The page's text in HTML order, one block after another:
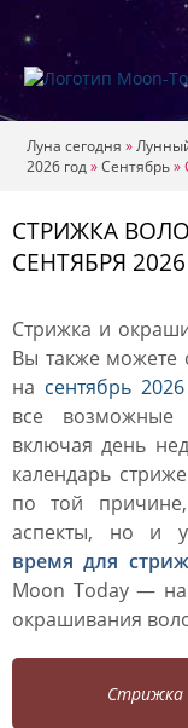
Луна сегодня »
2026 год»Сентябрь»
СТРИЖКА
СЕНТЯБРЯ
Стрижка и
Вы также можете
на сентябрь
все возможные
включая день
календарь
по той
аспекты, но и
время для
Moon Today —
окрашивания
Стрижка